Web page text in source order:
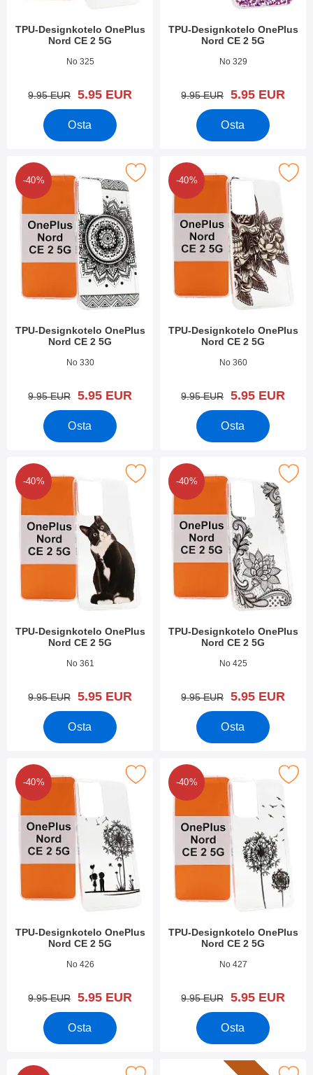
TPU-Designkotelo OnePlus
Nord CE 2 5G
Tuote.nro 44099
No 325
vanha hinta
9.95 EUR uusi hinta
5.95 EUR
Osta
TPU-Designkotelo OnePlus
Nord CE 2 5G
Tuote.nro 44098
No 329
vanha hinta
9.95 EUR uusi hinta
5.95 EUR
Osta
-40%
TPU-Designkotelo OnePlus
Nord CE 2 5G
Tuote.nro 44097
No 330
vanha hinta
9.95 EUR uusi hinta
5.95 EUR
Osta
tPU-Designkotelo OnePlus Nord CE 2 5G suosikiksi
-40%
TPU-Designkotelo OnePlus
Nord CE 2 5G
Tuote.nro 44096
No 360
vanha hinta
9.95 EUR uusi hinta
5.95 EUR
Osta
Merkitse tPU-Designkotelo
-40%
TPU-Designkotelo OnePlus
Nord CE 2 5G
Tuote.nro 44095
No 361
vanha hinta
9.95 EUR uusi hinta
5.95 EUR
Osta
tPU-Designkotelo OnePlus Nord CE 2 5G suosikiksi
-40%
TPU-Designkotelo OnePlus
Nord CE 2 5G
Tuote.nro 44094
No 425
vanha hinta
9.95 EUR uusi hinta
5.95 EUR
Osta
Merkitse tPU-Designkotelo
-40%
TPU-Designkotelo OnePlus
Nord CE 2 5G
Tuote.nro 44093
No 426
vanha hinta
9.95 EUR uusi hinta
5.95 EUR
Osta
tPU-Designkotelo OnePlus Nord CE 2 5G suosikiksi
-40%
TPU-Designkotelo OnePlus
Nord CE 2 5G
Tuote.nro 44092
No 427
vanha hinta
9.95 EUR uusi hinta
5.95 EUR
Osta
Merkitse tPU-Designkotelo